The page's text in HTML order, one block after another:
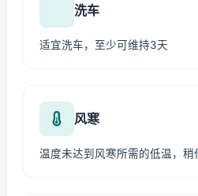
洗车
适宜洗车，至少可维持3天
风寒
温度未达到风寒所需的低温，稍